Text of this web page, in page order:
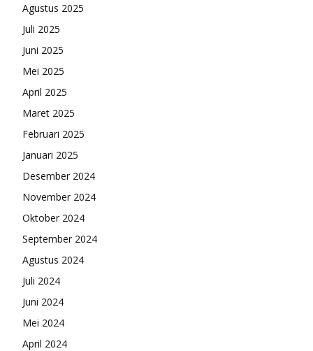
Agustus 2025
Juli 2025
Juni 2025
Mei 2025
April 2025
Maret 2025
Februari 2025
Januari 2025
Desember 2024
November 2024
Oktober 2024
September 2024
Agustus 2024
Juli 2024
Juni 2024
Mei 2024
April 2024